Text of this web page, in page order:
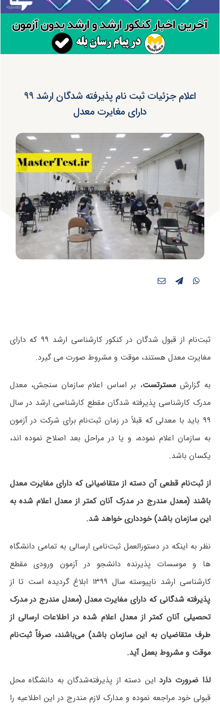
اعلام جزئیات ثبت نام پذیرفته شدگان ارشد ۹۹
دارای مغایرت معدل
ثبت‌نام از قبول شدگان در کنکور کارشناسی ارشد ۹۹ که دارای
مغایرت معدل هستند، موقت و مشروط صورت می گیرد.
به گزارش مسترتست، بر اساس اعلام سازمان سنجش، معدل‌
مدرک کارشناسی پذیرفته‌ شدگان مقطع کارشناسی ارشد در سال
۹۹ باید با معدلی‌ که‌ قبلاً در زمان ثبت‌نام برای شرکت در آزمون
به‌ سازمان‌ اعلام‌ نموده‌، و یا در مراحل بعد اصلاح نموده اند،
یکسان‌ باشد.
از ثبت‌نام قطعی آن دسته از متقاضیانی که دارای مغایرت معدل
باشند (معدل مندرج در مدرک آنان کمتر از معدل اعلام شده به
این سازمان باشد) خودداری خواهد شد.
نظر به اینکه در دستورالعمل ثبت‌نامی ارسالی به تمامی دانشگاه
ها و موسسات پذیرنده دانشجو در آزمون ورودی مقطع
کارشناسی ارشد ناپیوسته سال ۱۳۹۹ ابلاغ گردیده است تا از
پذیرفته شدگانی که دارای مغایرت معدل (معدل مندرج در مدرک
تحصیلی آنان کمتر از معدل اعلام شده در اطلاعات ارسالی از
طرف متقاضیان به این سازمان باشد) می‌باشند، صرفاً ثبت‌نام
موقت و مشروط بعمل آید.
لذاضرورت دارداین دسته از پذیرفته‌شدگان به دانشگاه محل
قبولی خود مراجعه نموده و مدارک لازم مندرج در این اطلاعیه را